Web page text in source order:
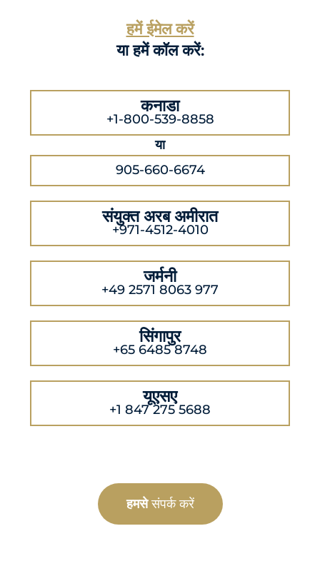
हमें ईमेल करें
या हमें कॉल करें:
कनाडा
+1-800-539-8858
या
905-660-6674
संयुक्त अरब अमीरात
+971-4512-4010
जर्मनी
+49 2571 8063 977
सिंगापुर
+65 6485 8748
यूएसए
+1 847 275 5688
हमसेसंपर्क करें